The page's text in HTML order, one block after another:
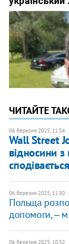
ЧИТАЙТЕ
06 березня 2025, 11:54
Wall Street
відносини з
06 березня 2025, 11:30
Польща
допомоги, ‒
06 березня 2025, 10:52